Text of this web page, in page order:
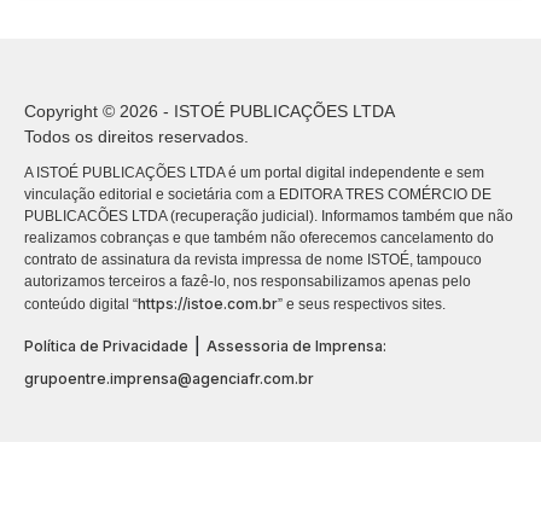
Copyright © 2026 - ISTOÉ PUBLICAÇÕES LTDA
Todos os direitos reservados.
A ISTOÉ PUBLICAÇÕES LTDA é um portal digital independente e sem
vinculação editorial e societária com a EDITORA TRES COMÉRCIO DE
PUBLICACÕES LTDA (recuperação judicial). Informamos também que não
realizamos cobranças e que também não oferecemos cancelamento do
contrato de assinatura da revista impressa de nome ISTOÉ, tampouco
autorizamos terceiros a fazê-lo, nos responsabilizamos apenas pelo
conteúdo digital “https://istoe.com.br” e seus respectivos sites.
Política de Privacidade
Assessoria de Imprensa:
grupoentre.imprensa@agenciafr.com.br